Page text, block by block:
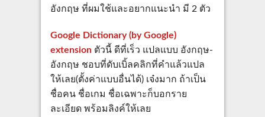
อังกฤษ ที่ผมใช้และอยากแนะนำ มี 2 ตัว
Google Dictionary (by Google)
extension ตัวนี้ ดีที่เร็ว แปลแบบ อังกฤษ-
อังกฤษ ชอบที่ดับเบิ้ลคลิกที่คำแล้วแปล
ให้เลย(ตั้งค่าแบบอื่นได้) เจ๋งมาก ถ้าเป็น
ชื่อคน ชื่อเกม ชื่อเฉพาะก็บอกราย
ละเอียด พร้อมลิงค์ให้เลย